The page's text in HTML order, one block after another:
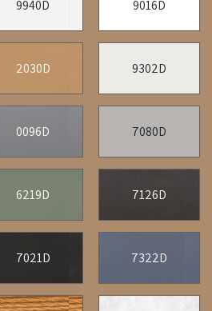
9016D
9940D
9302D
2030D
7080D
0096D
7126D
6219D
7322D
7021D